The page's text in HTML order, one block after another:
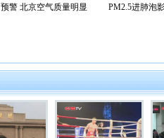
预警 北京空气质量明显
PM2.5进肺泡